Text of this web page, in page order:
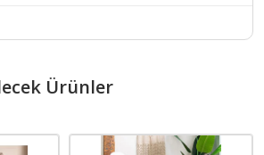
Ürünler